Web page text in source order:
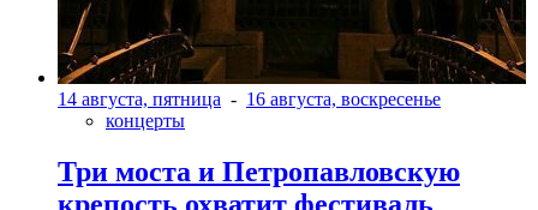
14 августа, пятница - 16 августа, воскресенье
концерты
Три моста и Петропавловскую